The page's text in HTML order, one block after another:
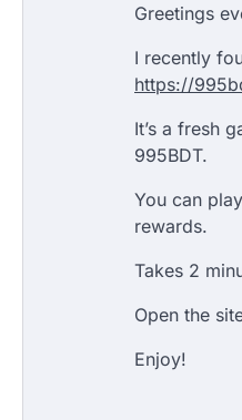
Greetings
I recently
https://
It’s a fresh
995BDT.
You can
rewards.
Takes 2
Open the
Enjoy!